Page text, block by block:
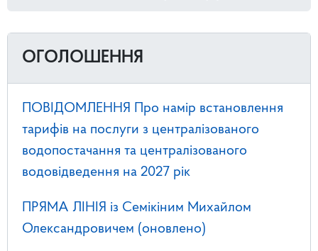
ОГОЛОШЕННЯ
ПОВІДОМЛЕННЯ Про намір встановлення
тарифів на послуги з централізованого
водопостачання та централізованого
водовідведення на 2027 рік
ПРЯМА ЛІНІЯ із Семікіним Михайлом
Олександровичем (оновлено)